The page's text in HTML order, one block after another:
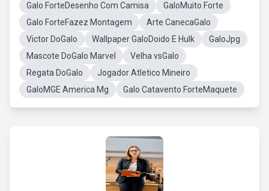
Galo ForteDesenho Com Camisa
GaloMuito Forte
Galo ForteFazez Montagem
Arte CanecaGalo
Victor DoGalo
Wallpaper GaloDoido E Hulk
GaloJpg
Mascote DoGalo Marvel
Velha vsGalo
Regata DoGalo
Jogador Atletico Mineiro
GaloMGE America Mg
Galo Catavento ForteMaquete